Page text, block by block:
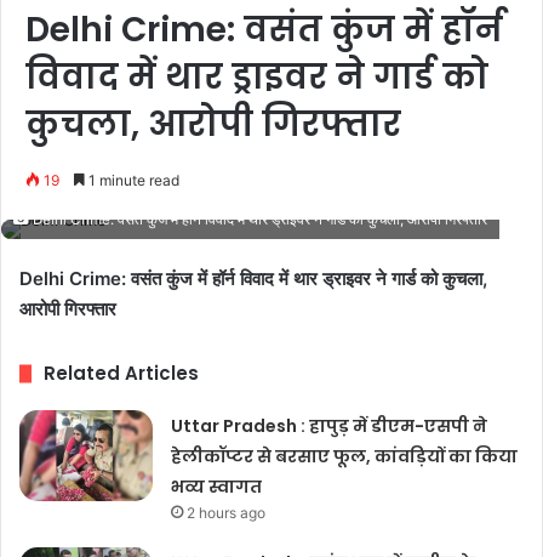
Delhi Crime: वसंत कुंज में हॉर्न
विवाद में थार ड्राइवर ने गार्ड को
कुचला, आरोपी गिरफ्तार
19 1 minute read
Delhi Crime: वसंत कुंज में हॉर्न विवाद में थार ड्राइवर ने गार्ड को कुचला, आरोपी गिरफ्तार
Delhi Crime: वसंत कुंज में हॉर्न विवाद में थार ड्राइवर ने गार्ड को कुचला,
आरोपी गिरफ्तार
Related Articles
Uttar Pradesh : हापुड़ में डीएम-एसपी ने
हेलीकॉप्टर से बरसाए फूल, कांवड़ियों का किया
भव्य स्वागत
2 hours ago